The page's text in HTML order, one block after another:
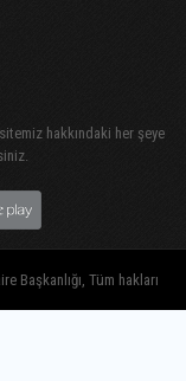
hakkındaki her şeye
Başkanlığı, Tüm hakları